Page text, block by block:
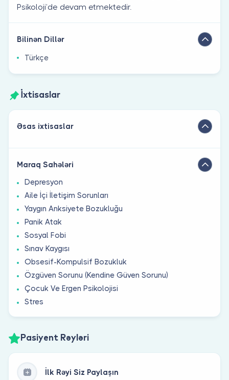
Psikoloji’de devam etmektedir.
Bilinən Dillər
Türkçe
İxtisaslar
Əsas ixtisaslar
Maraq Sahələri
Depresyon
Aile İçi İletişim Sorunları
Yaygın Anksiyete Bozukluğu
Panik Atak
Sosyal Fobi
Sınav Kaygısı
Obsesif-Kompulsif Bozukluk
Özgüven Sorunu (Kendine Güven Sorunu)
Çocuk Ve Ergen Psikolojisi
Stres
Pasiyent Rəyləri
İlk Rəyi Siz Paylaşın